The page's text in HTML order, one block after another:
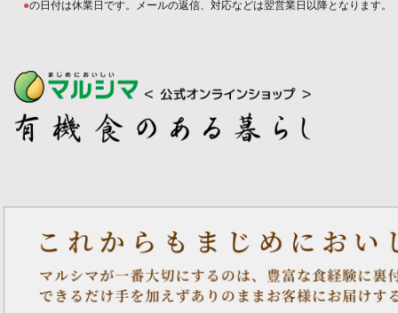
●の日付は休業日です。メールの返信、対応などは翌営業日以降となります。